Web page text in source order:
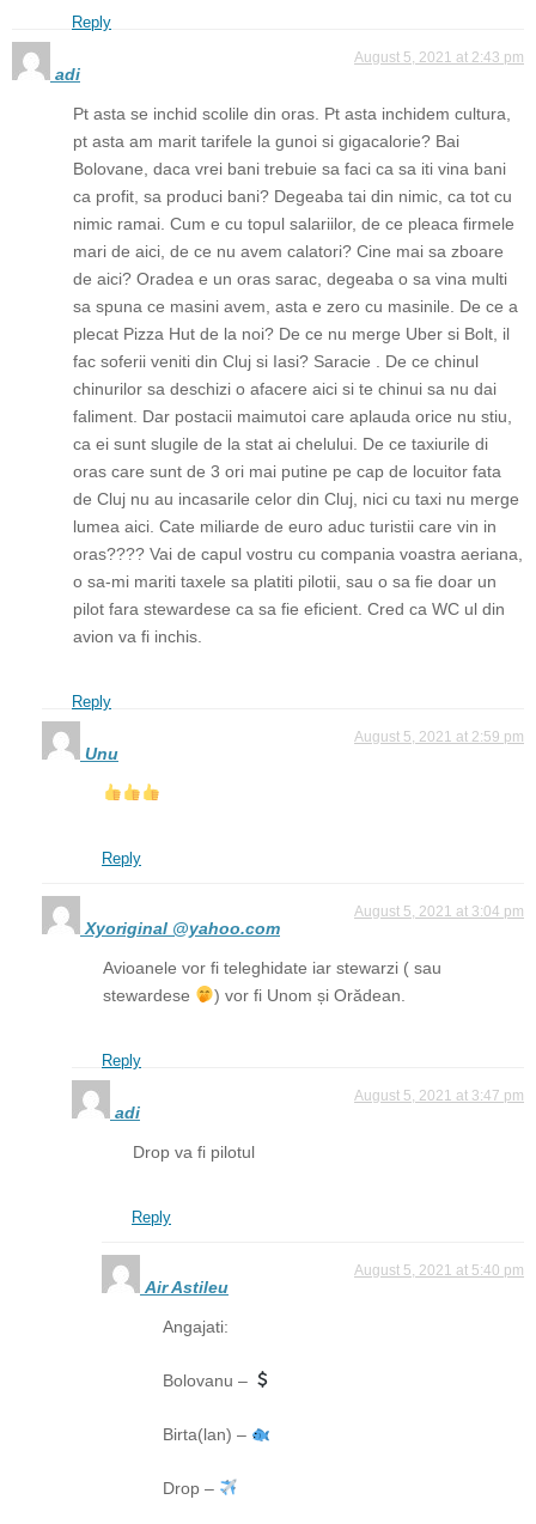
Reply
adi
August 5, 2021 at 2:43 pm
Pt asta se inchid scolile din oras. Pt asta inchidem cultura,
pt asta am marit tarifele la gunoi si gigacalorie? Bai
Bolovane, daca vrei bani trebuie sa faci ca sa iti vina bani
ca profit, sa produci bani? Degeaba tai din nimic, ca tot cu
nimic ramai. Cum e cu topul salariilor, de ce pleaca firmele
mari de aici, de ce nu avem calatori? Cine mai sa zboare
de aici? Oradea e un oras sarac, degeaba o sa vina multi
sa spuna ce masini avem, asta e zero cu masinile. De ce a
plecat Pizza Hut de la noi? De ce nu merge Uber si Bolt, il
fac soferii veniti din Cluj si Iasi? Saracie . De ce chinul
chinurilor sa deschizi o afacere aici si te chinui sa nu dai
faliment. Dar postacii maimutoi care aplauda orice nu stiu,
ca ei sunt slugile de la stat ai chelului. De ce taxiurile di
oras care sunt de 3 ori mai putine pe cap de locuitor fata
de Cluj nu au incasarile celor din Cluj, nici cu taxi nu merge
lumea aici. Cate miliarde de euro aduc turistii care vin in
oras???? Vai de capul vostru cu compania voastra aeriana,
o sa-mi mariti taxele sa platiti pilotii, sau o sa fie doar un
pilot fara stewardese ca sa fie eficient. Cred ca WC ul din
avion va fi inchis.
Reply
Unu
August 5, 2021 at 2:59 pm
Reply
Xyoriginal @yahoo.com
August 5, 2021 at 3:04 pm
Avioanele vor fi teleghidate iar stewarzi ( sau
stewardese
) vor fi Unom și Orădean.
Reply
adi
August 5, 2021 at 3:47 pm
Drop va fi pilotul
Reply
Air Astileu
August 5, 2021 at 5:40 pm
Angajati:
Bolovanu –
Birta(lan) –
Drop –